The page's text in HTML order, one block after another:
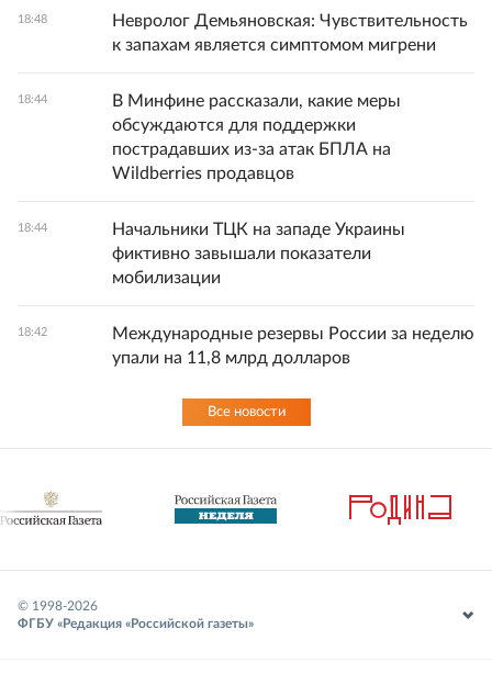
18:48
Невролог Демьяновская: Чувствительность
к запахам является симптомом мигрени
18:44
В Минфине рассказали, какие меры
обсуждаются для поддержки
пострадавших из-за атак БПЛА на
Wildberries продавцов
18:44
Начальники ТЦК на западе Украины
фиктивно завышали показатели
мобилизации
18:42
Международные резервы России за неделю
упали на 11,8 млрд долларов
Все новости
© 1998-2026
ФГБУ «Редакция «Российской газеты»